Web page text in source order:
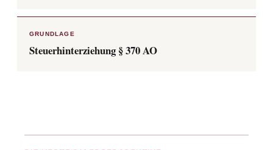
GRUNDLAGE
Steuerhinterziehung § 370 AO